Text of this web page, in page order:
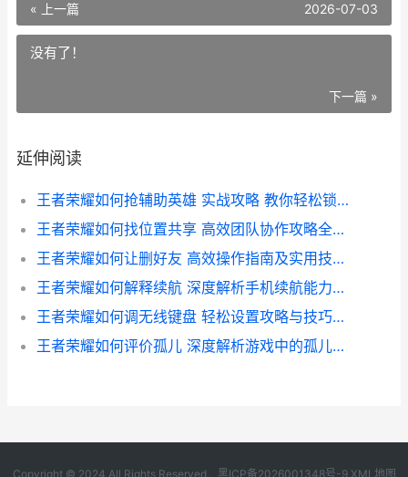
« 上一篇 2026-07-03
没有了！
下一篇 »
延伸阅读
王者荣耀如何抢辅助英雄 实战攻略 教你轻松锁定心仪辅助英雄
王者荣耀如何找位置共享 高效团队协作攻略全解析
王者荣耀如何让删好友 高效操作指南及实用技巧解析
王者荣耀如何解释续航 深度解析手机续航能力在游戏中的应用
王者荣耀如何调无线键盘 轻松设置攻略与技巧解析
王者荣耀如何评价孤儿 深度解析游戏中的孤儿角色及其影响
Copyright © 2024 All Rights Reserved. 黑ICP备2026001348号-9 XML地图